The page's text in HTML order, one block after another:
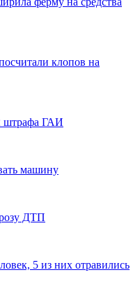
клопов на
штрафа ГАИ
машину
ДТП
5 из них отравились